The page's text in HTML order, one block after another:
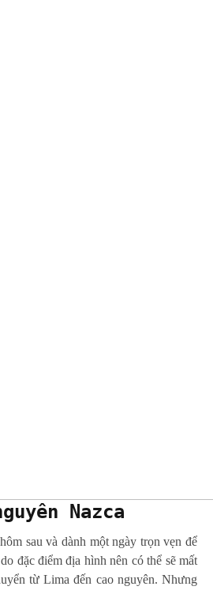
Nazca
sau và dành một ngày trọn vẹn để
đặc điểm địa hình nên có thể sẽ mất
từ Lima đến cao nguyên. Nhưng